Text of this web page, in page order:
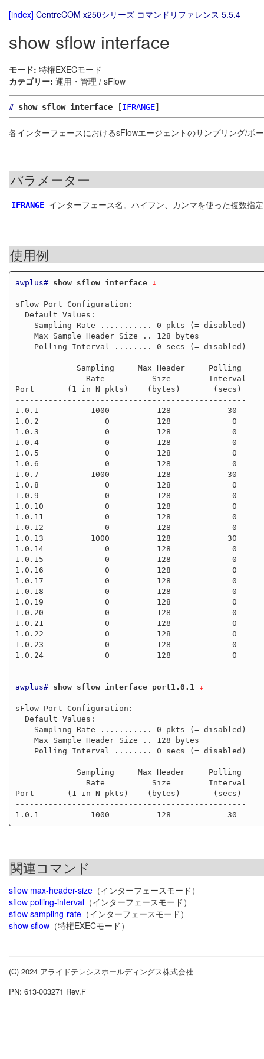
[index] CentreCOM x250シリーズ コマンドリファレンス 5.5.4
show sflow interface
モード: 特権EXECモード
カテゴリー: 運用・管理 / sFlow
# show sflow interface [IFRANGE]
各インターフェースにおけるsFlowエージェントのサンプリング/ポ
パラメーター
IFRANGE インターフェース名。ハイフン、カンマを使った複数指
使用例
awplus# show sflow interface ↓
sFlow Port Configuration:
Port       (1 in N pkts)    (bytes)       (secs)
-------------------------------------------------
1.0.1           1000          128            30
1.0.2              0          128             0
1.0.3              0          128             0
1.0.4              0          128             0
1.0.5              0          128             0
1.0.6              0          128             0
1.0.7           1000          128            30
1.0.8              0          128             0
1.0.9              0          128             0
1.0.10             0          128             0
1.0.11             0          128             0
1.0.12             0          128             0
1.0.13          1000          128            30
1.0.14             0          128             0
1.0.15             0          128             0
1.0.16             0          128             0
1.0.17             0          128             0
1.0.18             0          128             0
1.0.19             0          128             0
1.0.20             0          128             0
1.0.21             0          128             0
1.0.22             0          128             0
1.0.23             0          128             0
1.0.24             0          128             0
awplus# show sflow interface port1.0.1 ↓
sFlow Port Configuration:
Port       (1 in N pkts)    (bytes)       (secs)
-------------------------------------------------
関連コマンド
sflow max-header-size （インターフェースモード）
sflow polling-interval （インターフェースモード）
sflow sampling-rate （インターフェースモード）
show sflow （特権EXECモード）
(C) 2024 アライドテレシスホールディングス株式会社
PN: 613-003271 Rev.F